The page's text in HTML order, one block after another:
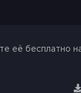
её бесплатно